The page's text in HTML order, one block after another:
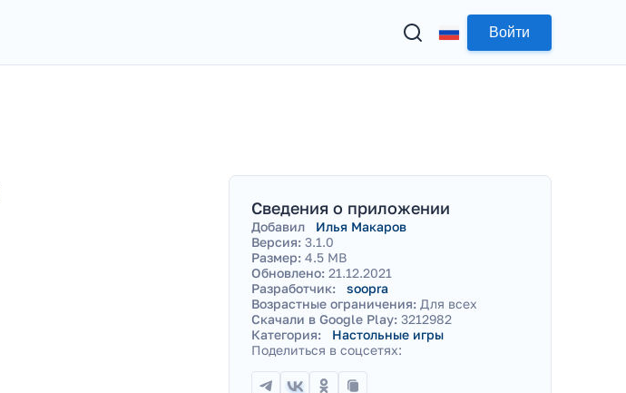
Войти
Сведения о приложении
Добавил
Илья Макаров
Версия: 3.1.0
Размер: 4.5 MB
Обновлено: 21.12.2021
Разработчик:
soopra
Возрастные ограничения: Для всех
Скачали в Google Play: 3212982
Категория:
Настольные игры
Поделиться в соцсетях: